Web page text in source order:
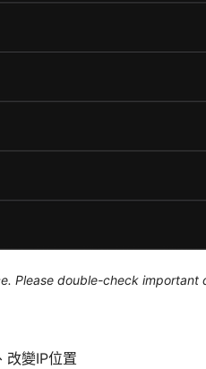
Please double-check important
改變IP位置